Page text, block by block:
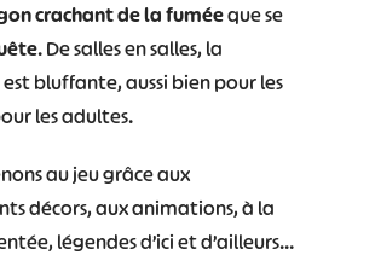
crachant de la fuméeque se
. De salles en salles, la
bluffante, aussi bien pour les
les adultes.
au jeu grâce aux
décors, aux animations, à la
légendes d’ici et d’ailleurs…